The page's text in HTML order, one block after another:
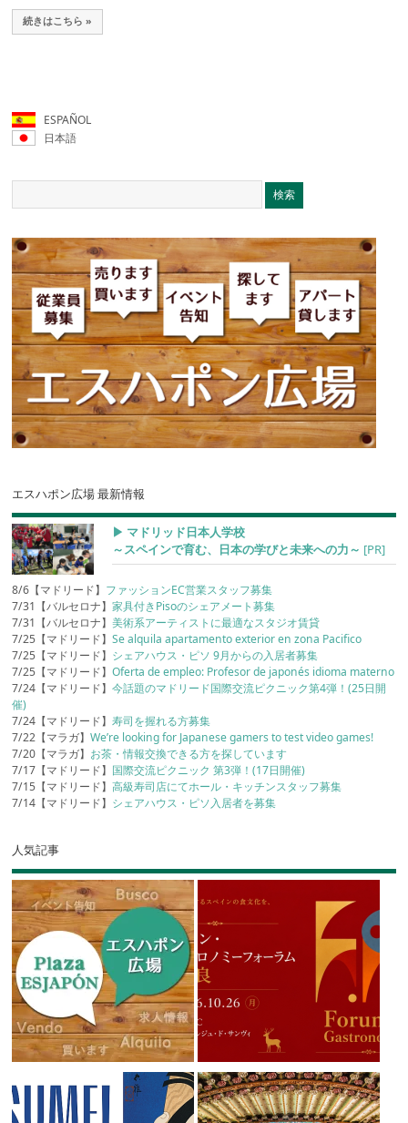
続きはこちら »
ESPAÑOL
日本語
エスハポン広場 最新情報
▶︎ マドリッド日本人学校
～スペインで育む、日本の学びと未来への力～ [PR]
8/6【マドリード】 ファッションEC営業スタッフ募集
7/31【バルセロナ】家具付きPisoのシェアメート募集
7/31【バルセロナ】美術系アーティストに最適なスタジオ賃貸
7/25【マドリード】Se alquila apartamento exterior en zona Pacifico
7/25【マドリード】 シェアハウス・ピソ 9月からの入居者募集
7/25【マドリード】Oferta de empleo: Profesor de japonés idioma materno
7/24【マドリード】今話題のマドリード国際交流ピクニック第4弾！(25日開
催)
7/24【マドリード】寿司を握れる方募集
7/22【マラガ】We’re looking for Japanese gamers to test video games!
7/20【マラガ】 お茶・情報交換できる方を探しています
7/17【マドリード】 国際交流ピクニック 第3弾！(17日開催)
7/15【マドリード】高級寿司店にてホール・キッチンスタッフ募集
7/14【マドリード】 シェアハウス・ピソ入居者を募集
人気記事